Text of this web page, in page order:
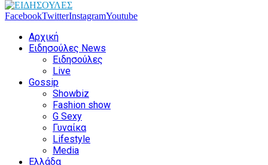
FacebookTwitterInstagramYoutube
Αρχική
Ειδησούλες News
Ειδησούλες
Live
Gossip
Showbiz
Fashion show
G Sexy
Γυναίκα
Lifestyle
Media
Ελλάδα